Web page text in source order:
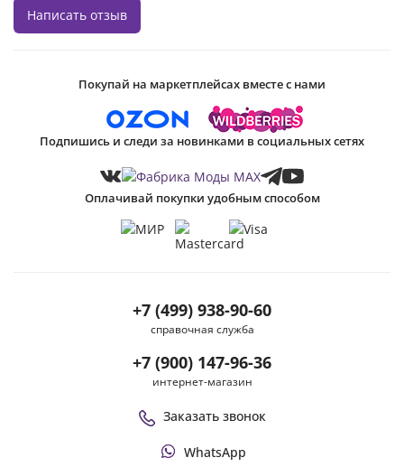
Написать отзыв
+7 (499) 938-90-60
справочная служба
+7 (900) 147-96-36
интернет-магазин
Заказать звонок
WhatsApp
Покупай на маркетплейсах вместе с нами
Подпишись и следи за новинками в социальных сетях
Оплачивай покупки удобным способом